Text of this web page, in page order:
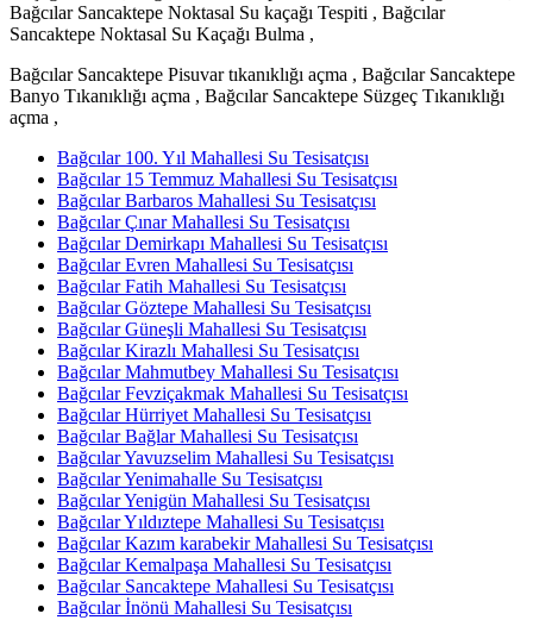
Bağcılar Sancaktepe Noktasal Su kaçağı Tespiti , Bağcılar
Sancaktepe Noktasal Su Kaçağı Bulma ,
Bağcılar Sancaktepe Pisuvar tıkanıklığı açma , Bağcılar Sancaktepe
Banyo Tıkanıklığı açma , Bağcılar Sancaktepe Süzgeç Tıkanıklığı
açma ,
Bağcılar 100. Yıl Mahallesi Su Tesisatçısı
Bağcılar 15 Temmuz Mahallesi Su Tesisatçısı
Bağcılar Barbaros Mahallesi Su Tesisatçısı
Bağcılar Çınar Mahallesi Su Tesisatçısı
Bağcılar Demirkapı Mahallesi Su Tesisatçısı
Bağcılar Evren Mahallesi Su Tesisatçısı
Bağcılar Fatih Mahallesi Su Tesisatçısı
Bağcılar Göztepe Mahallesi Su Tesisatçısı
Bağcılar Güneşli Mahallesi Su Tesisatçısı
Bağcılar Kirazlı Mahallesi Su Tesisatçısı
Bağcılar Mahmutbey Mahallesi Su Tesisatçısı
Bağcılar Fevziçakmak Mahallesi Su Tesisatçısı
Bağcılar Hürriyet Mahallesi Su Tesisatçısı
Bağcılar Bağlar Mahallesi Su Tesisatçısı
Bağcılar Yavuzselim Mahallesi Su Tesisatçısı
Bağcılar Yenimahalle Su Tesisatçısı
Bağcılar Yenigün Mahallesi Su Tesisatçısı
Bağcılar Yıldıztepe Mahallesi Su Tesisatçısı
Bağcılar Kazım karabekir Mahallesi Su Tesisatçısı
Bağcılar Kemalpaşa Mahallesi Su Tesisatçısı
Bağcılar Sancaktepe Mahallesi Su Tesisatçısı
Bağcılar İnönü Mahallesi Su Tesisatçısı